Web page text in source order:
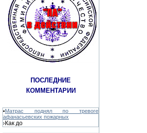
ПОСЛЕДНИЕ
КОММЕНТАРИИ
•Матрас поднял по тревоге
афанасьевских пожарных
›Как до